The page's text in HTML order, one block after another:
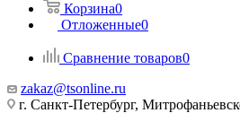
Корзина0
Отложенные0
Сравнение товаров0
zakaz@tsonline.ru
г. Санкт-Петербург,